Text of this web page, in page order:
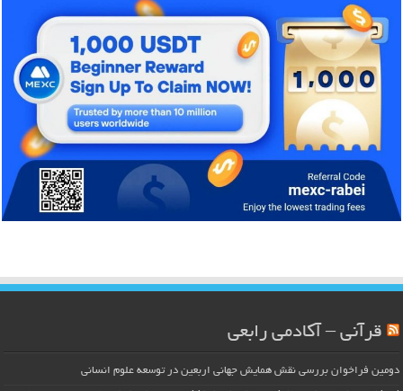
قرآنی – آکادمی رابعی
دومین فراخوان بررسی نقش همایش جهانی اربعین در توسعه علوم انسانی